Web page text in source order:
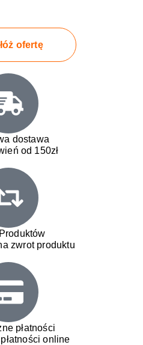
ofertę
dostawa
od 150zł
zwrot produktu
płatności
online